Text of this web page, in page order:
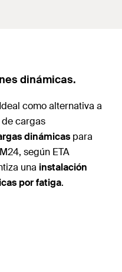
dinámicas.
Ideal como alternativa a
cargas
dinámicas para
según ETA
una instalación
por fatiga.